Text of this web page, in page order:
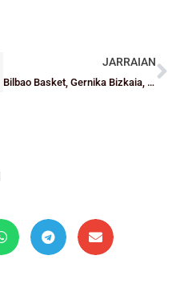
JARRAIAN
Bilbao Basket, Gernika Bizkaia, GDKO Bizkaia eta Mikeldiren garaipen handiak